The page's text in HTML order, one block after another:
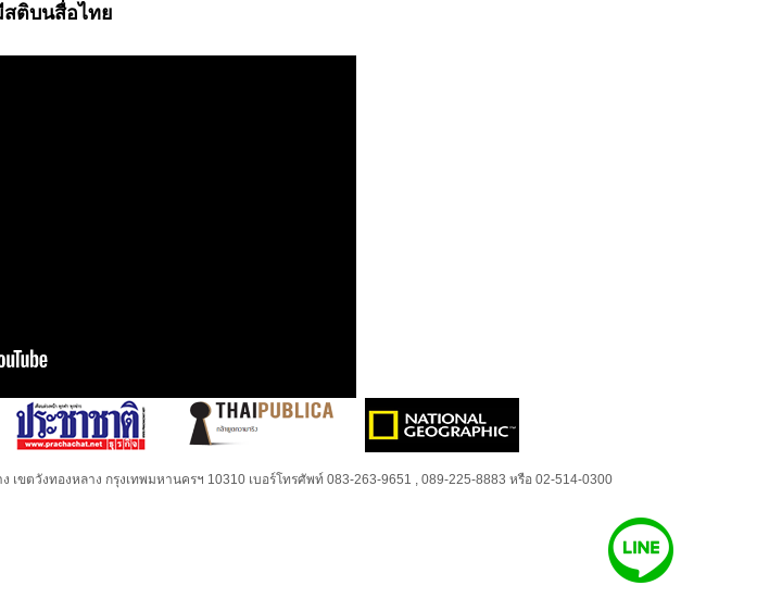
สติบนสื่อไทย
เขตวังทองหลาง กรุงเทพมหานครฯ 10310 เบอร์โทรศัพท์ 083-263-9651 , 089-225-8883 หรือ 02-514-0300